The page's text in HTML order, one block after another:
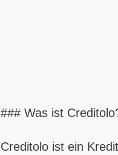
### Was ist
Creditolo ist ein